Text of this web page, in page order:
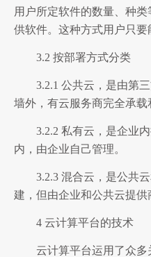
用户所定软件的数量、种
供软件。这种方式用户只要
3.2 按部署方式分类
3.2.1 公共云，是由第
墙外，有云服务商完全承载
3.2.2 私有云，是企业
内，由企业自己管理。
3.2.3 混合云，是公共
建，但由企业和公共云提供
4 云计算平台的技术
云计算平台运用了众多